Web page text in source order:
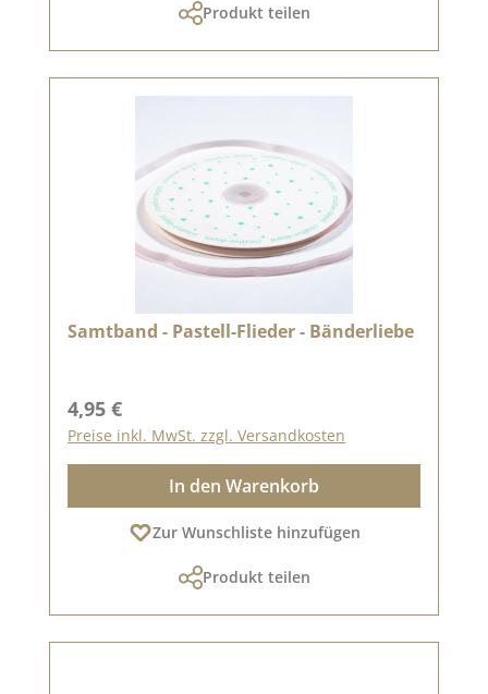
Produkt teilen
Samtband - Pastell-Flieder - Bänderliebe
Regulärer Preis:
4,95 €
Preise inkl. MwSt. zzgl. Versandkosten
In den Warenkorb
Zur Wunschliste hinzufügen
Produkt teilen